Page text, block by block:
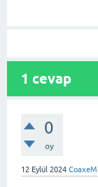
1 cevap
0
oy
12 Eylül 2024 CoaxeM